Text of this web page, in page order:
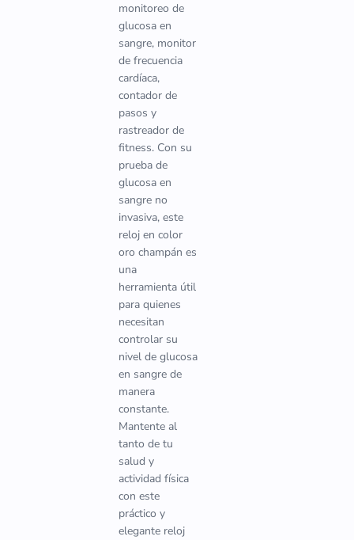
monitoreo de
glucosa en
sangre, monitor
de frecuencia
cardíaca,
contador de
pasos y
rastreador de
fitness. Con su
prueba de
glucosa en
sangre no
invasiva, este
reloj en color
oro champán es
una
herramienta útil
para quienes
necesitan
controlar su
nivel de glucosa
en sangre de
manera
constante.
Mantente al
tanto de tu
salud y
actividad física
con este
práctico y
elegante reloj